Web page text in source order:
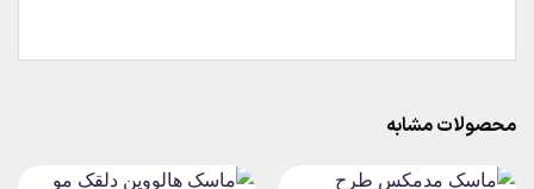
محصولات مشابه